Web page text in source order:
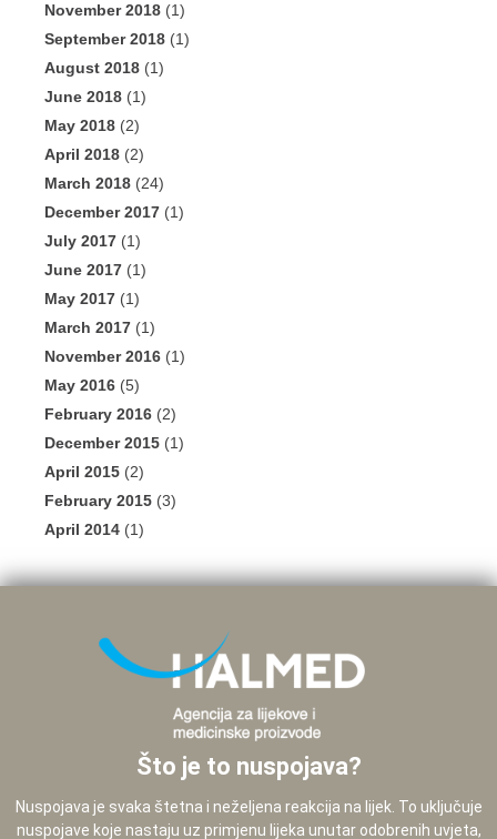
November 2018 (1)
September 2018 (1)
August 2018 (1)
June 2018 (1)
May 2018 (2)
April 2018 (2)
March 2018 (24)
December 2017 (1)
July 2017 (1)
June 2017 (1)
May 2017 (1)
March 2017 (1)
November 2016 (1)
May 2016 (5)
February 2016 (2)
December 2015 (1)
April 2015 (2)
February 2015 (3)
April 2014 (1)
Što je to nuspojava?
Nuspojava je svaka štetna i neželjena reakcija na lijek. To uključuje
nuspojave koje nastaju uz primjenu lijeka unutar odobrenih uvjeta,